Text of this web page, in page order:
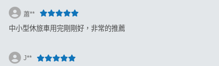
蕭**
中小型休旅車用完剛剛好，非常的推薦
J**